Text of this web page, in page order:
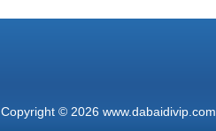
Copyright © 2026 www.dabaidivip.com